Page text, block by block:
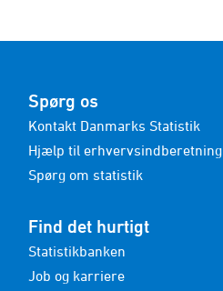
Spørg os
Kontakt Danmarks Statistik
Hjælp til erhvervsindberetning
Spørg om statistik
Find det hurtigt
Statistikbanken
Job og karriere